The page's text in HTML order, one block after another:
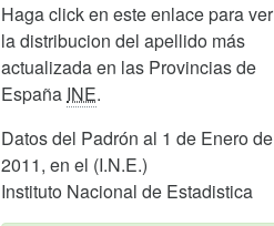
Haga click en este enlace para ver
la distribucion del apellido más
actualizada en las Provincias de
España INE.
Datos del Padrón al 1 de Enero de
2011, en el (I.N.E.)
Instituto Nacional de Estadistica